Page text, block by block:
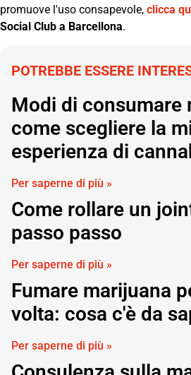
promuove l'uso consapevole, clicca
Social Club a Barcellona.
POTREBBE ESSERE
Modi di consumare
come scegliere la
esperienza di
Per saperne di più »
Come rollare un
passo passo
Per saperne di più »
Fumare marijuana
volta: cosa c'è da
Per saperne di più »